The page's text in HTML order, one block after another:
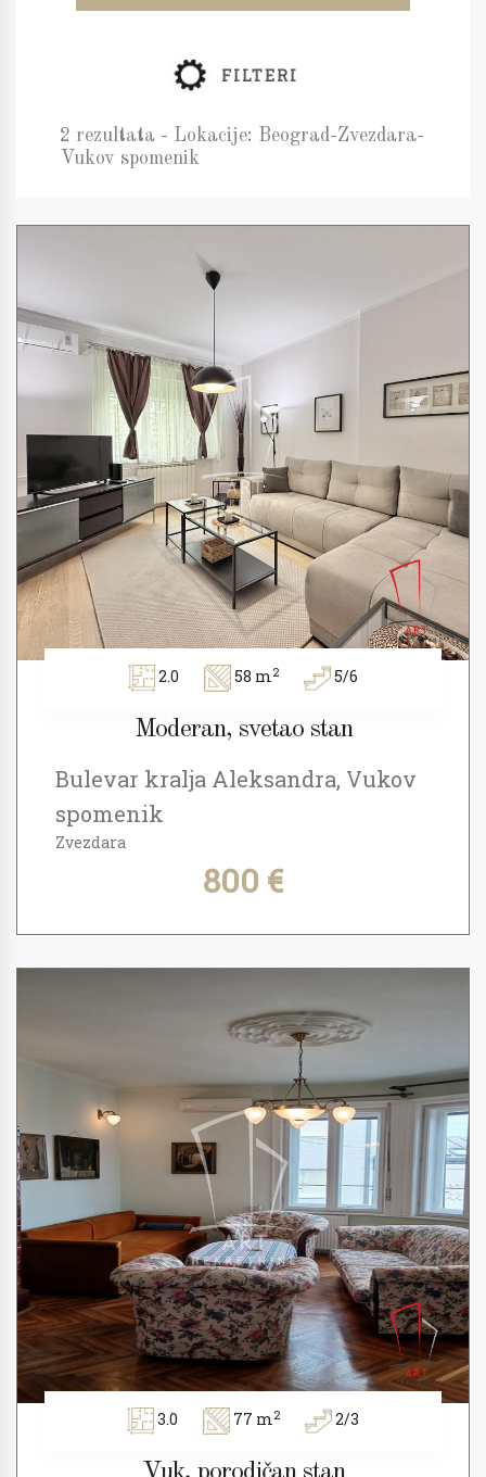
FILTERI
2 rezultata - Lokacije: Beograd-Zvezdara-
Vukov spomenik
2.0 58 m2 5/6
Moderan, svetao stan
Bulevar kralja Aleksandra, Vukov
spomenik
Zvezdara
800 €
3.0 77 m2 2/3